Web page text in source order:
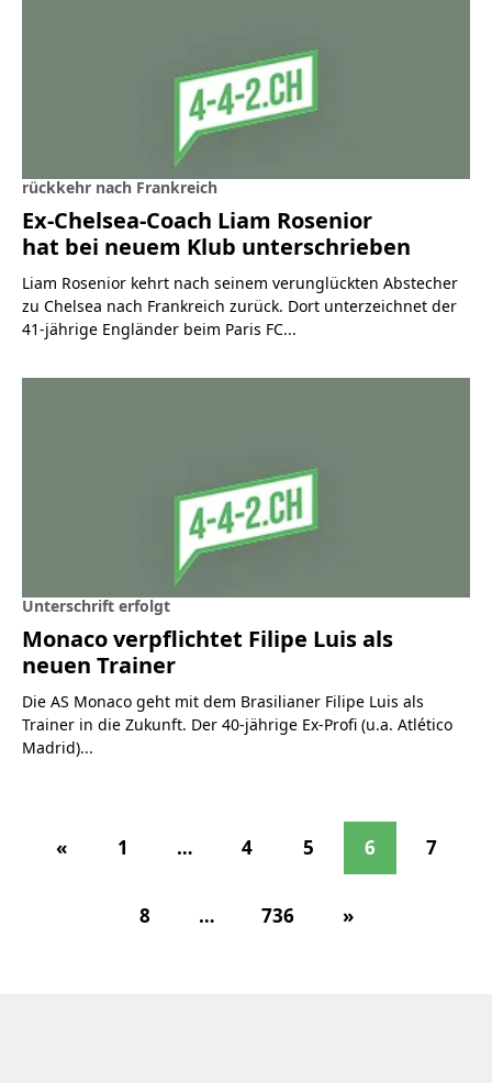
rückkehr nach Frankreich
Ex-Chelsea-Coach Liam Rosenior
hat bei neuem Klub unterschrieben
Liam Rosenior kehrt nach seinem verunglückten Abstecher
zu Chelsea nach Frankreich zurück. Dort unterzeichnet der
41-jährige Engländer beim Paris FC...
Unterschrift erfolgt
Monaco verpflichtet Filipe Luis als
neuen Trainer
Die AS Monaco geht mit dem Brasilianer Filipe Luis als
Trainer in die Zukunft. Der 40-jährige Ex-Profi (u.a. Atlético
Madrid)...
« 1 … 4 5 6 7
8 … 736 »